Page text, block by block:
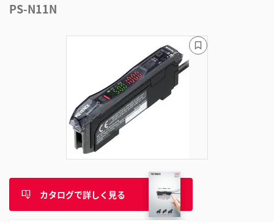
PS-N11N
カタログで詳しく見る
ブ
ッ